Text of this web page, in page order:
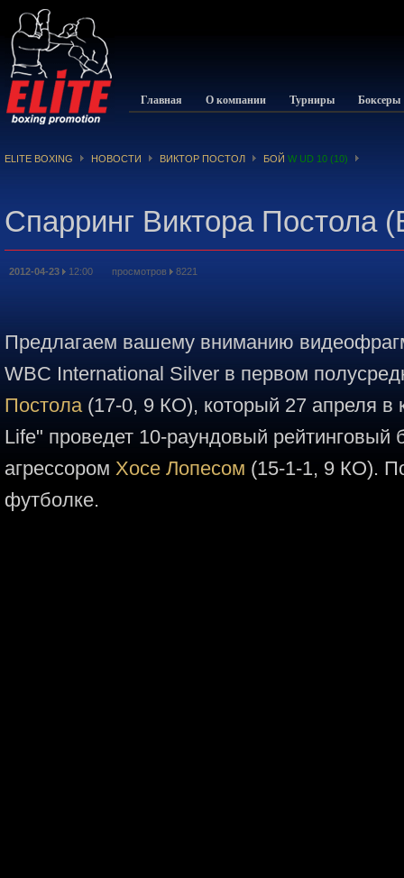
Главная О компании Турниры Боксеры
ELITE BOXING НОВОСТИ ВИКТОР ПОСТОЛ БОЙ W UD 10 (10)
Спарринг Виктора
2012-04-23 12:00 просмотров 8221
Предлагаем вашему вниманию
WBC International Silver в первом
Постола(17-0, 9 КО), который 27 апреля в
Life" проведет 10-раундовый рейтинговый
агрессором Хосе Лопесом (15-1-1, 9 КО).
футболке.